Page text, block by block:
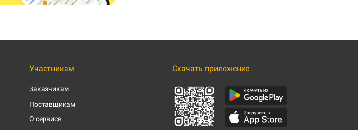
Участникам
Заказчикам
Поставщикам
О сервисе
Скачать приложение